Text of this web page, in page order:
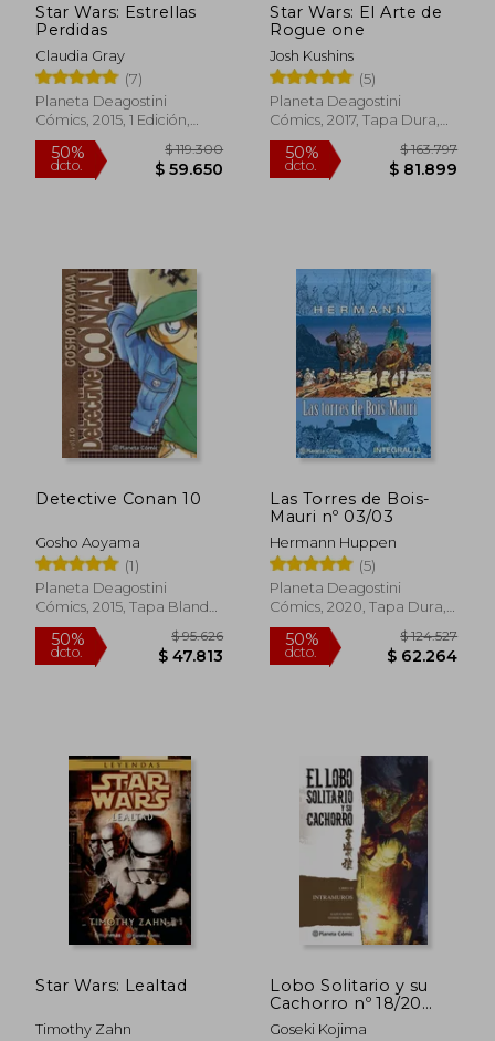
50%
dcto.
$ 86.597
$ 43.298
50%
dcto.
Star Wars: Estrellas
Perdidas
Claudia Gray
(7)
Planeta Deagostini
Cómics, 2015, 1 Edición,
Tapa Blanda, Nuevo
Star Wars: El Arte de
Rogue one
Josh Kushins
(5)
Planeta Deagostini
Cómics, 2017, Tapa Dura,
Nuevo
Detective Conan 10
Gosho Aoyama
(1)
Planeta Deagostini
Cómics, 2015, Tapa Blanda,
Nuevo
Las Torres de Bois-
Mauri nº 03/03
Hermann Huppen
(5)
Planeta Deagostini
Cómics, 2020, Tapa Dura,
Nuevo
Star Wars: Lealtad
Timothy Zahn
Lobo Solitario y su
Cachorro nº 18/20
(Nueva Edición)
Goseki Kojima